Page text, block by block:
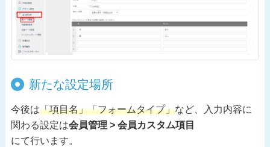
新たな設定場所
今後は「項目名」「フォームタイプ」など、入力内容に
関わる設定は会員管理 > 会員カスタム項目
にて行います。